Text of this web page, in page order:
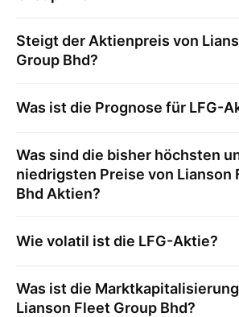
Steigt der Aktienpreis von
Group Bhd?
Was ist die Prognose für LFG-
Was sind die bisher höchsten
niedrigsten Preise von Lianson
Bhd Aktien?
Wie volatil ist die LFG-Aktie?
Was ist die
Lianson Fleet Group Bhd?